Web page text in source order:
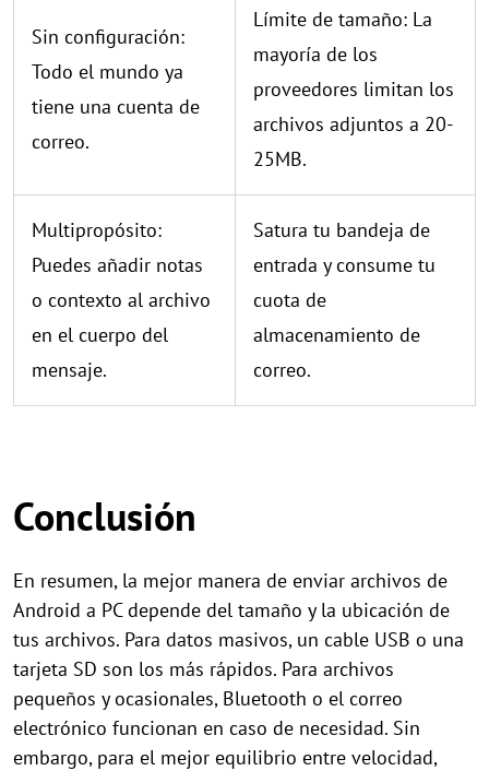
Sin configuración:
Todo el mundo ya
tiene una cuenta de
correo.
Límite de tamaño: La
mayoría de los
proveedores limitan los
archivos adjuntos a 20-
25MB.
Multipropósito:
Puedes añadir notas
o contexto al archivo
en el cuerpo del
mensaje.
Satura tu bandeja de
entrada y consume tu
cuota de
almacenamiento de
correo.
Conclusión
En resumen, la mejor manera de enviar archivos de
Android a PC depende del tamaño y la ubicación de
tus archivos. Para datos masivos, un cable USB o una
tarjeta SD son los más rápidos. Para archivos
pequeños y ocasionales, Bluetooth o el correo
electrónico funcionan en caso de necesidad. Sin
embargo, para el mejor equilibrio entre velocidad,